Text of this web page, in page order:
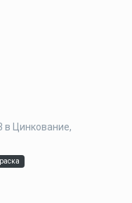
в
Цинкование,